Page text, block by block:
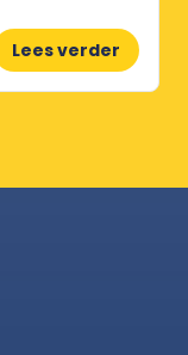
Lees verder